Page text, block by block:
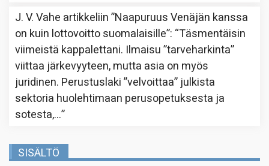
J. V. Vahe artikkeliin”Naapuruus Venäjän kanssa
on kuin lottovoitto suomalaisille”: “Täsmentäisin
viimeistä kappalettani. Ilmaisu ”tarveharkinta”
viittaa järkevyyteen, mutta asia on myös
juridinen. Perustuslaki ”velvoittaa” julkista
sektoria huolehtimaan perusopetuksesta ja
sotesta,…”
SISÄLTÖ